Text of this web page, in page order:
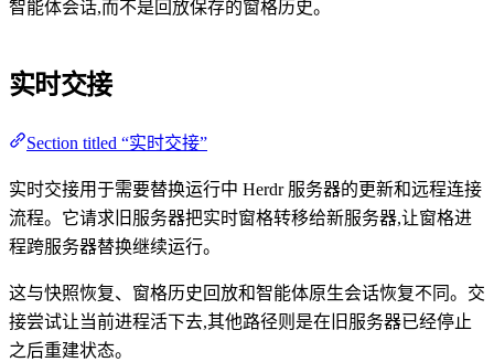
智能体会话,而不是回放保存的窗格历史。
实时交接
Section titled “实时交接”
实时交接用于需要替换运行中 Herdr 服务器的更新和远程连接
流程。它请求旧服务器把实时窗格转移给新服务器,让窗格进
程跨服务器替换继续运行。
这与快照恢复、窗格历史回放和智能体原生会话恢复不同。交
接尝试让当前进程活下去,其他路径则是在旧服务器已经停止
之后重建状态。